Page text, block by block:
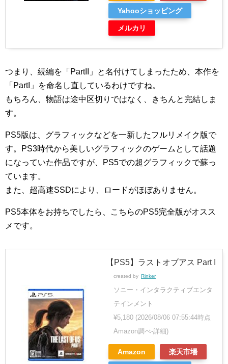
Yahooショッピング
メルカリ
つまり、続編を「PartII」と名付けてしまったため、本作を
「PartI」を命名し直しているわけですね。
もちろん、物語は途中区切りではなく、きちんと完結しま
す。
PS5版は、グラフィックなどを一新したフルリメイク版で
す。PS3時代から美しいグラフィックのゲームとして話題
になっていた作品ですが、PS5での超グラフィックで蘇っ
ています。
また、超高速SSDにより、ロードがほぼありません。
PS5本体をお持ちでしたら、こちらのPS5完全版がオスス
メです。
【PS5】ラストオブアス Part I
created by Rinker
ソニー・インタラクティブエンタ
テインメント
¥5,180 (2026/08/06 07:55:44時点
Amazon調べ-詳細)
Amazon 楽天市場